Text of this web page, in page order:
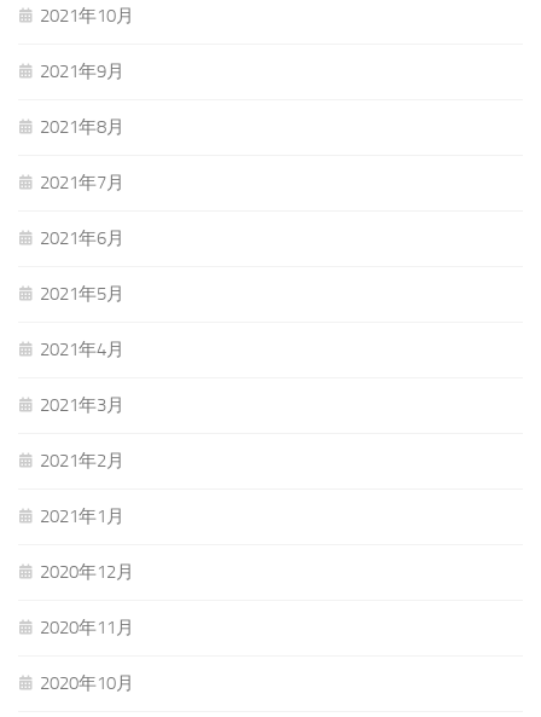
2021年10月
2021年9月
2021年8月
2021年7月
2021年6月
2021年5月
2021年4月
2021年3月
2021年2月
2021年1月
2020年12月
2020年11月
2020年10月